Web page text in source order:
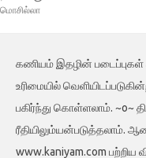
மொசில்லா
கணியம் இதழின்
உரிமையில்
பகிர்ந்து கொள்ளலாம். ~o~
ரீதியிலும்யன்படுத்தலாம்.
www.kaniyam.com